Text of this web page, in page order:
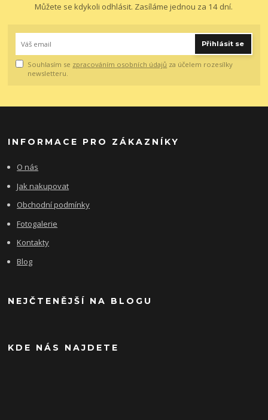
Můžete se kdykoli odhlásit. Zasíláme jednou za 14 dní.
Přihlásit se
Souhlasím se zpracováním osobních údajů za účelem rozesílky
newsletteru.
INFORMACE PRO ZÁKAZNÍKY
O nás
Jak nakupovat
Obchodní podmínky
Fotogalerie
Kontakty
Blog
NEJČTENĚJŠÍ NA BLOGU
KDE NÁS NAJDETE